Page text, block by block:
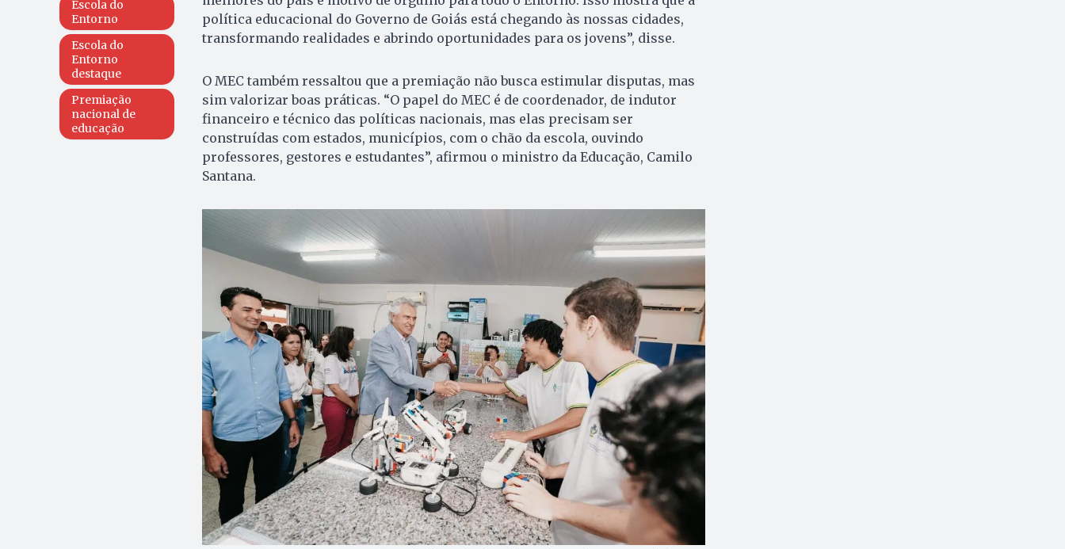
Escola do
Entorno
Escola do
Entorno
destaque
Premiação
nacional de
educação
política educacional do Governo de Goiás está chegando às nossas cidades,
transformando realidades e abrindo oportunidades para os jovens”, disse.
O MEC também ressaltou que a premiação não busca estimular disputas, mas
sim valorizar boas práticas. “O papel do MEC é de coordenador, de indutor
financeiro e técnico das políticas nacionais, mas elas precisam ser
construídas com estados, municípios, com o chão da escola, ouvindo
professores, gestores e estudantes”, afirmou o ministro da Educação, Camilo
Santana.